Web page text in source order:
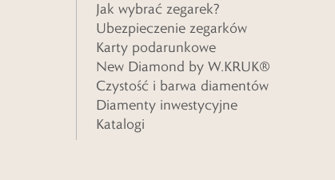
Jak wybrać zegarek?
Ubezpieczenie zegarków
Karty podarunkowe
New Diamond by W.KRUK®
Czystość i barwa diamentów
Diamenty inwestycyjne
Katalogi